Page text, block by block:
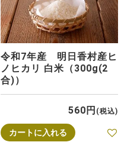
令和7年産 明日香村産ヒ
ノヒカリ 白米（300g(2
合)）
560 税込
カートに入れる